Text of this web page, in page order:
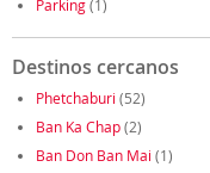
Parking(1)
Destinos cercanos
Phetchaburi (52)
Ban Ka Chap(2)
Ban Don Ban Mai (1)